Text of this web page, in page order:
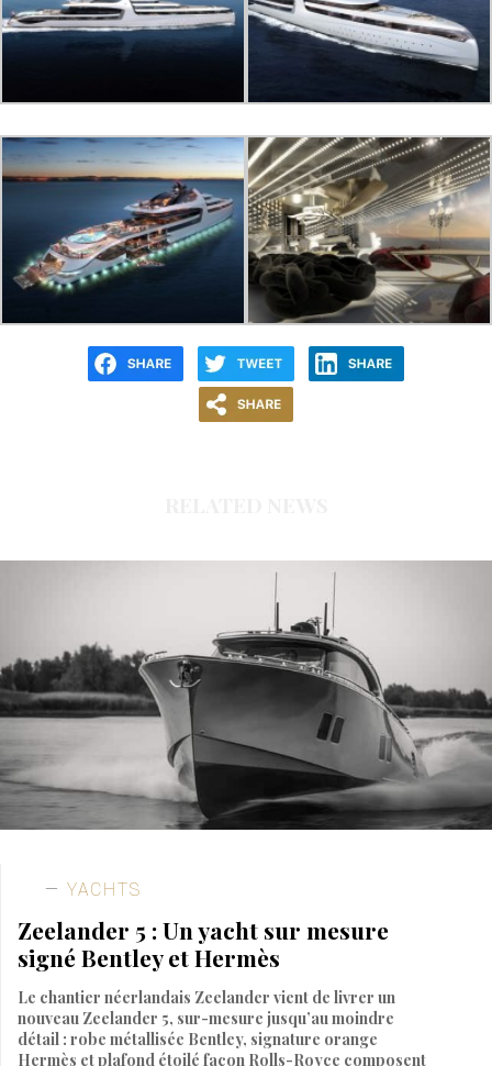
YACHTS
Zeelander 5 : Un yacht sur mesure
signé Bentley et Hermès
Le chantier néerlandais Zeelander vient de livrer un
nouveau Zeelander 5, sur-mesure jusqu’au moindre
détail : robe métallisée Bentley, signature orange
Hermès et plafond étoilé façon Rolls-Royce composent